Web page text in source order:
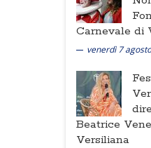
Carnevale di
venerdì 7
Beatrice
Versiliana